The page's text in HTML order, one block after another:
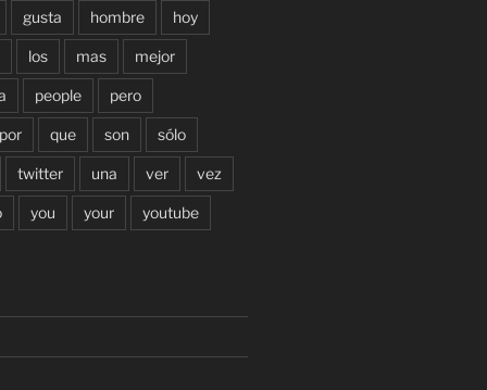
gusta hombre hoy
los mas mejor
people pero
que son sólo
twitter una ver vez
you your youtube